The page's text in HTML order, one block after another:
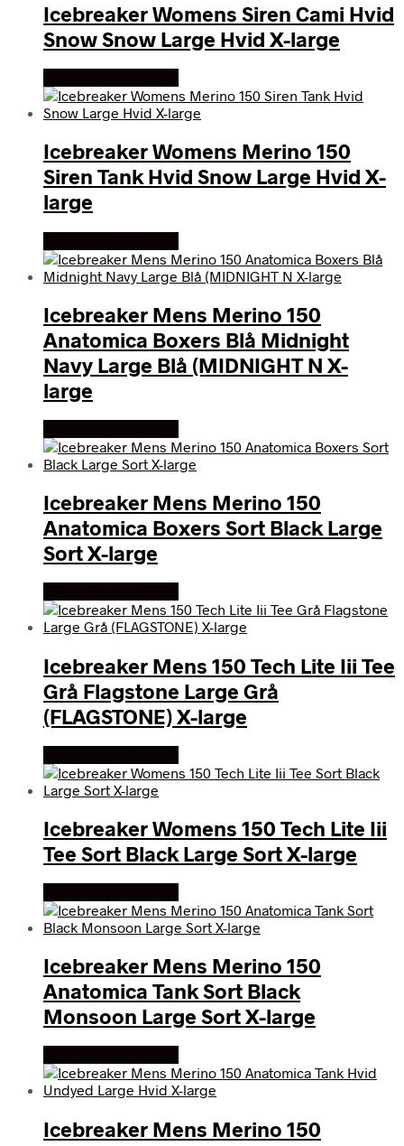
Icebreaker Womens Siren Cami Hvid
Snow Snow Large Hvid X-large
Icebreaker Womens Merino 150
Siren Tank Hvid Snow Large Hvid X-
large
Icebreaker Mens Merino 150
Anatomica Boxers Blå Midnight
Navy Large Blå (MIDNIGHT N X-
large
Icebreaker Mens Merino 150
Anatomica Boxers Sort Black Large
Sort X-large
Icebreaker Mens 150 Tech Lite Iii Tee
Grå Flagstone Large Grå
(FLAGSTONE) X-large
Icebreaker Womens 150 Tech Lite Iii
Tee Sort Black Large Sort X-large
Icebreaker Mens Merino 150
Anatomica Tank Sort Black
Monsoon Large Sort X-large
Icebreaker Mens Merino 150